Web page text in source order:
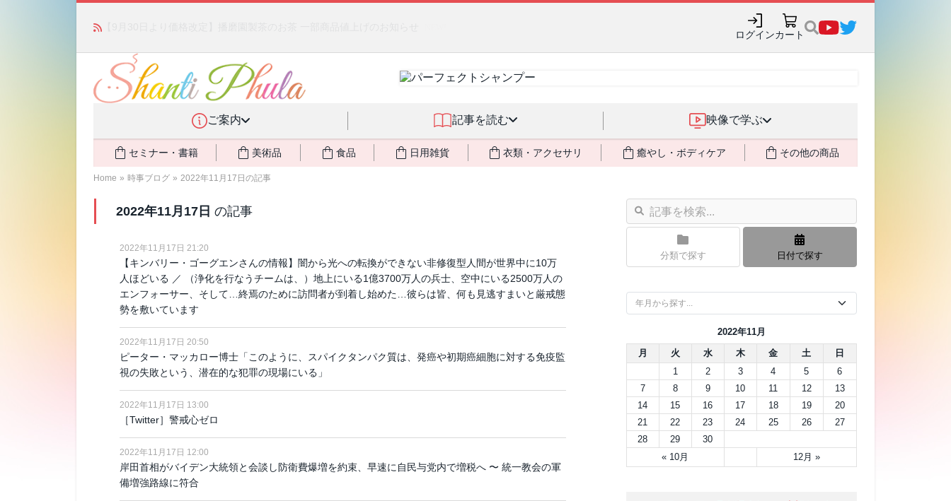
ログインカート
ご案内 記事を読む 映像で学ぶ
セミナー・書籍 美術品 食品 日用雑貨 衣類・アクセサリ 癒やし・ボディケア その他の商品
Home » 時事ブログ » 2022年11月17日の記事
2022年11月17日 の記事
2022年11月17日 21:20
【キンバリー・ゴーグエンさんの情報】闇から光への転換ができない非修復型人間が世界中に10万
人ほどいる ／ （浄化を行なうチームは、）地上にいる1億3700万人の兵士、空中にいる2500万人の
エンフォーサー、そして…終焉のために訪問者が到着し始めた…彼らは皆、何も見逃すまいと厳戒態
勢を敷いています
2022年11月17日 20:50
ピーター・マッカロー博士「このように、スパイクタンパク質は、発癌や初期癌細胞に対する免疫監
視の失敗という、潜在的な犯罪の現場にいる」
2022年11月17日 13:00
［Twitter］警戒心ゼロ
2022年11月17日 12:00
岸田首相がバイデン大統領と会談し防衛費爆増を約束、早速に自民与党内で増税へ 〜 統一教会の軍
備増強路線に符合
分類で探す 日付で探す
2022年11月
月
火 水 木 金 土 日
« 10月 12月 »
1 2 3 4 5
6
7
8 9 10 11 12
13
14
15 16 17 18 19
20
21
22 23 24 25 26
27
28
29 30